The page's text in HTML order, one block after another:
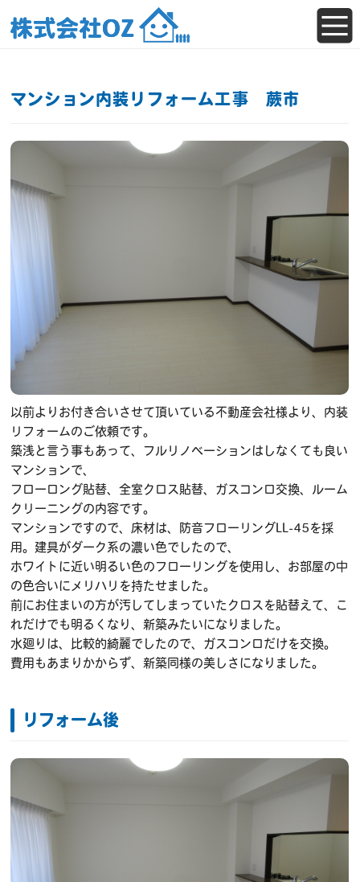
マンション内装リフォーム工事 蕨市
以前よりお付き合いさせて頂いている不動産会社様より、内装
リフォームのご依頼です。
築浅と言う事もあって、フルリノベーションはしなくても良い
マンションで、
フローロング貼替、全室クロス貼替、ガスコンロ交換、ルーム
クリーニングの内容です。
マンションですので、床材は、防音フローリングLL-45を採
用。建具がダーク系の濃い色でしたので、
ホワイトに近い明るい色のフローリングを使用し、お部屋の中
の色合いにメリハリを持たせました。
前にお住まいの方が汚してしまっていたクロスを貼替えて、こ
れだけでも明るくなり、新築みたいになりました。
水廻りは、比較的綺麗でしたので、ガスコンロだけを交換。
費用もあまりかからず、新築同様の美しさになりました。
リフォーム後